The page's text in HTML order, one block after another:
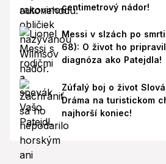
centimetrový nádor!
Messi v slzách po
68): O život ho
diagnóza ako Patejdla!
Zúfalý boj o život
Dráma na turistickom
najhorší koniec!